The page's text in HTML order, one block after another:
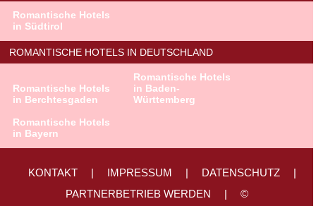
Romantische Hotels
in Südtirol
ROMANTISCHE HOTELS IN DEUTSCHLAND
Romantische Hotels
in Berchtesgaden
Romantische Hotels
in Baden-
Württemberg
Romantische Hotels
in Bayern
KONTAKT | IMPRESSUM | DATENSCHUTZ
|
PARTNERBETRIEB WERDEN
|
©